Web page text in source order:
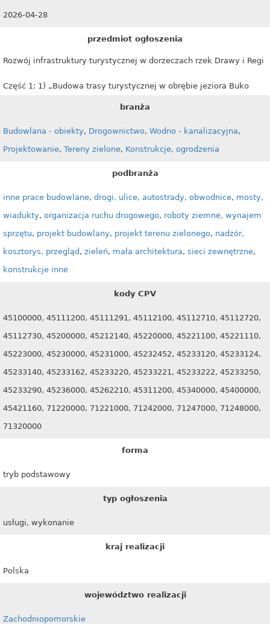
2026-04-28
przedmiot ogłoszenia
Rozwój infrastruktury turystycznej w dorzeczach rzek Drawy i Regi
Część 1: 1) „Budowa trasy turystycznej w obrębie jeziora Buko
branża
Budowlana - obiekty, Drogownictwo, Wodno - kanalizacyjna,
Projektowanie, Tereny zielone, Konstrukcje, ogrodzenia
podbranża
inne prace budowlane, drogi, ulice, autostrady, obwodnice, mosty,
wiadukty, organizacja ruchu drogowego, roboty ziemne, wynajem
sprzętu, projekt budowlany, projekt terenu zielonego, nadzór,
kosztorys, przegląd , zieleń, mała architektura, sieci zewnętrzne,
konstrukcje inne
kody CPV
45100000, 45111200, 45111291, 45112100, 45112710, 45112720,
45112730, 45200000, 45212140, 45220000, 45221100, 45221110,
45223000, 45230000, 45231000, 45232452, 45233120, 45233124,
45233140, 45233162, 45233220, 45233221, 45233222, 45233250,
45233290, 45236000, 45262210, 45311200, 45340000, 45400000,
45421160, 71220000, 71221000, 71242000, 71247000, 71248000,
71320000
forma
tryb podstawowy
typ ogłoszenia
usługi, wykonanie
kraj realizacji
Polska
województwo realizacji
Zachodniopomorskie